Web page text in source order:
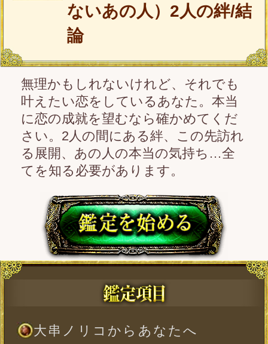
大串ノリコからあなたへ
あなたとあの人…2人の恋相性と
絆
あの人があなたに対して期待し
今、あなたが距離を置いたら、
あの人は何を思う？
あの人が胸に秘めた、正直な
「あなたへの感情」
あの人にとって、あなたは今ど
この恋にはっきりとした答えが